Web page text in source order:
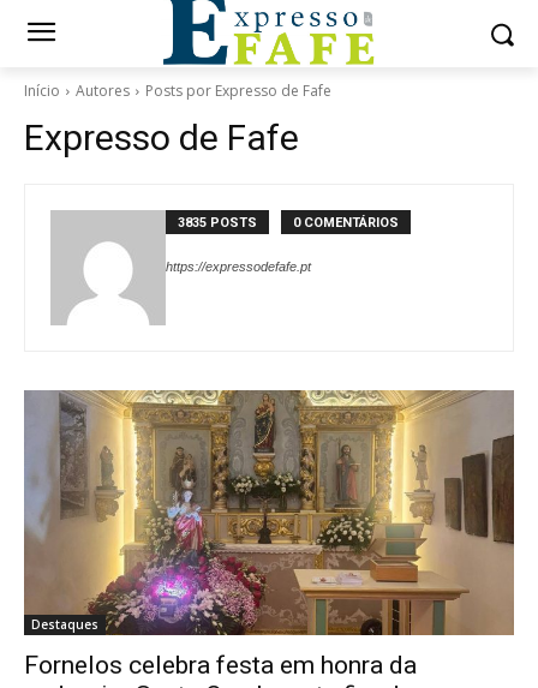
Início Autores Posts por Expresso de Fafe
Expresso de Fafe
3835 POSTS 0 COMENTÁRIOS
https://expressodefafe.pt
Destaques
Fornelos celebra festa em honra da